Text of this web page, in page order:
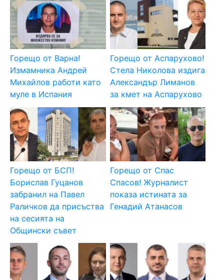
Горещо от Варна!
Измамника Андрей
Михайлов работи като
муле в Испания
Горещо от Аспарухово!
Стела Николова издига
Александър Лиманов
за кмет на Аспарухово
Горещо от БСП!
Борислав Гуцанов
забранил на Павел
Раличков да присъства
на сесията на
Общински съвет
Горещо от Спас
Спасов! Журналист
показа истината за
Генадий Атанасов